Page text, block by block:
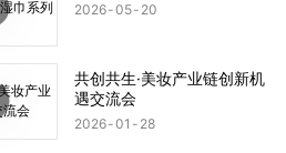
2026 05 20
共创共生·美妆产业链创新机
遇交流会
2026 01 28